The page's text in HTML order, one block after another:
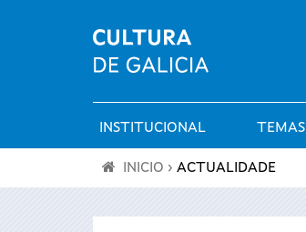
Menú
principal
INSTITUCIONAL TEMAS
INICIO › ACTUALIDADE